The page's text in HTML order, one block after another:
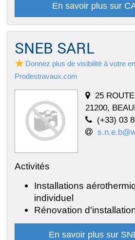
En savoir plus sur
SNEB SARL
Donnez plus de visibilité à votre
Prodestravaux.com
25
21200,
(+33) 03
Activités
Installations
individuel
Rénovation
En savoir plus sur